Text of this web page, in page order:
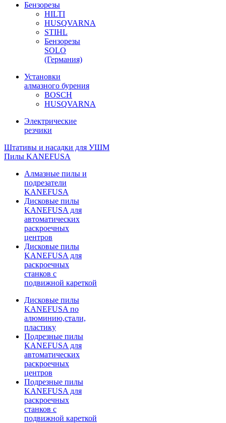
Бензорезы
HILTI
HUSQVARNA
STIHL
Бензорезы
SOLO
(Германия)
Установки
алмазного бурения
BOSCH
HUSQVARNA
Электрические
резчики
Штативы и насадки для УШМ
Пилы KANEFUSA
Алмазные пилы и
подрезатели
KANEFUSA
Дисковые пилы
KANEFUSA для
автоматических
раскроечных
центров
Дисковые пилы
KANEFUSA для
раскроечных
станков с
подвижной кареткой
Дисковые пилы
KANEFUSA по
алюминию,стали,
пластику
Подрезные пилы
KANEFUSA для
автоматических
раскроечных
центров
Подрезные пилы
KANEFUSA для
раскроечных
станков с
подвижной кареткой